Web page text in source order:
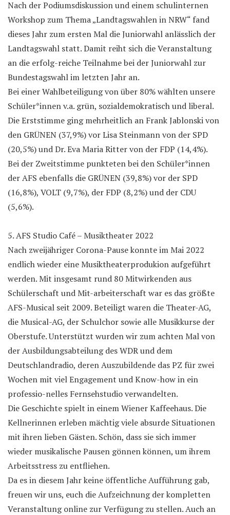
Nach der Podiumsdiskussion und einem schulinternen
Workshop zum Thema „Landtagswahlen in NRW“ fand
dieses Jahr zum ersten Mal die Juniorwahl anlässlich der
Landtagswahl statt. Damit reiht sich die Veranstaltung
an die erfolg-reiche Teilnahme bei der Juniorwahl zur
Bundestagswahl im letzten Jahr an.
Bei einer Wahlbeteiligung von über 80% wählten unsere
Schüler*innen v.a. grün, sozialdemokratisch und liberal.
Die Erststimme ging mehrheitlich an Frank Jablonski von
den GRÜNEN (37,9%) vor Lisa Steinmann von der SPD
(20,5%) und Dr. Eva Maria Ritter von der FDP (14,4%).
Bei der Zweitstimme punkteten bei den Schüler*innen
der AFS ebenfalls die GRÜNEN (39,8%) vor der SPD
(16,8%), VOLT (9,7%), der FDP (8,2%) und der CDU
(5,6%).
5. AFS Studio Café – Musiktheater 2022
Nach zweijähriger Corona-Pause konnte im Mai 2022
endlich wieder eine Musiktheaterprodukion aufgeführt
werden. Mit insgesamt rund 80 Mitwirkenden aus
Schülerschaft und Mit-arbeiterschaft war es das größte
AFS-Musical seit 2009. Beteiligt waren die Theater-AG,
die Musical-AG, der Schulchor sowie alle Musikkurse der
Oberstufe. Unterstützt wurden wir zum achten Mal von
der Ausbildungsabteilung des WDR und dem
Deutschlandradio, deren Auszubildende das PZ für zwei
Wochen mit viel Engagement und Know-how in ein
professio-nelles Fernsehstudio verwandelten.
Die Geschichte spielt in einem Wiener Kaffeehaus. Die
Kellnerinnen erleben mächtig viele absurde Situationen
mit ihren lieben Gästen. Schön, dass sie sich immer
wieder musikalische Pausen gönnen können, um ihrem
Arbeitsstress zu entfliehen.
Da es in diesem Jahr keine öffentliche Aufführung gab,
freuen wir uns, euch die Aufzeichnung der kompletten
Veranstaltung online zur Verfügung zu stellen. Auch an